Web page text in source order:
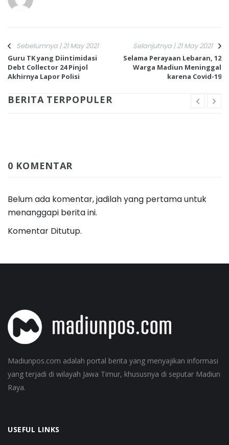
Sebelumnya | 21 May 2021
Guru TK yang Diintimidasi
Debt Collector 24 Pinjol
Akhirnya Lapor Polisi
Selanjutnya | 21 May 2021
Selama Perayaan Lebaran, 12
Warga Madiun Meninggal
karena Covid-19
BERITA TERPOPULER
0 KOMENTAR
Belum ada komentar, jadilah yang pertama untuk
menanggapi berita ini.
Komentar Ditutup.
Madiunpos.com adalah portal berita yang menyajikan informasi
yang terjadi di wilayah Jawa Timur, khususnya di seputar Madiun
Raya.
USEFUL LINKS